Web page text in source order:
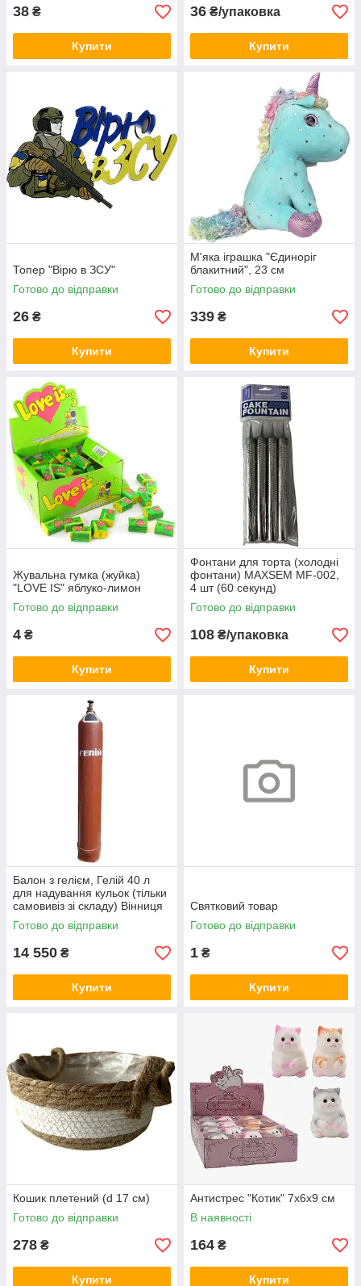
38 ₴
Купити
36 ₴/упаковка
Купити
Топер "Вірю в ЗСУ"
Готово до відправки
26 ₴
Купити
М'яка іграшка "Єдиноріг
блакитний", 23 см
Готово до відправки
339 ₴
Купити
Жувальна гумка (жуйка)
"LOVE IS" яблуко-лимон
Готово до відправки
4 ₴
Купити
Фонтани для торта (холодні
фонтани) MAXSEM MF-002,
4 шт (60 секунд)
Готово до відправки
108 ₴/упаковка
Купити
Балон з гелієм, Гелій 40 л
для надування кульок (тільки
самовивіз зі складу) Вінниця
Готово до відправки
14 550 ₴
Купити
Святковий товар
Готово до відправки
1 ₴
Купити
Кошик плетений (d 17 см)
Готово до відправки
278 ₴
Купити
Антистрес "Котик" 7х6х9 см
В наявності
164 ₴
Купити